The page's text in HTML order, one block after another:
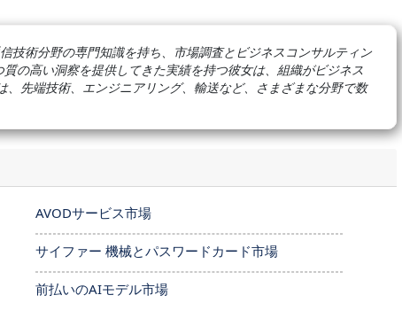
技術分野の専門知識を持ち、市場調査とビジネスコンサルティン
の高い洞察を提供してきた実績を持つ彼女は、組織がビジネス
先端技術、エンジニアリング、輸送など、さまざまな分野で数
AVODサービス市場
サイファー 機械とパスワードカード市場
前払いのAIモデル市場